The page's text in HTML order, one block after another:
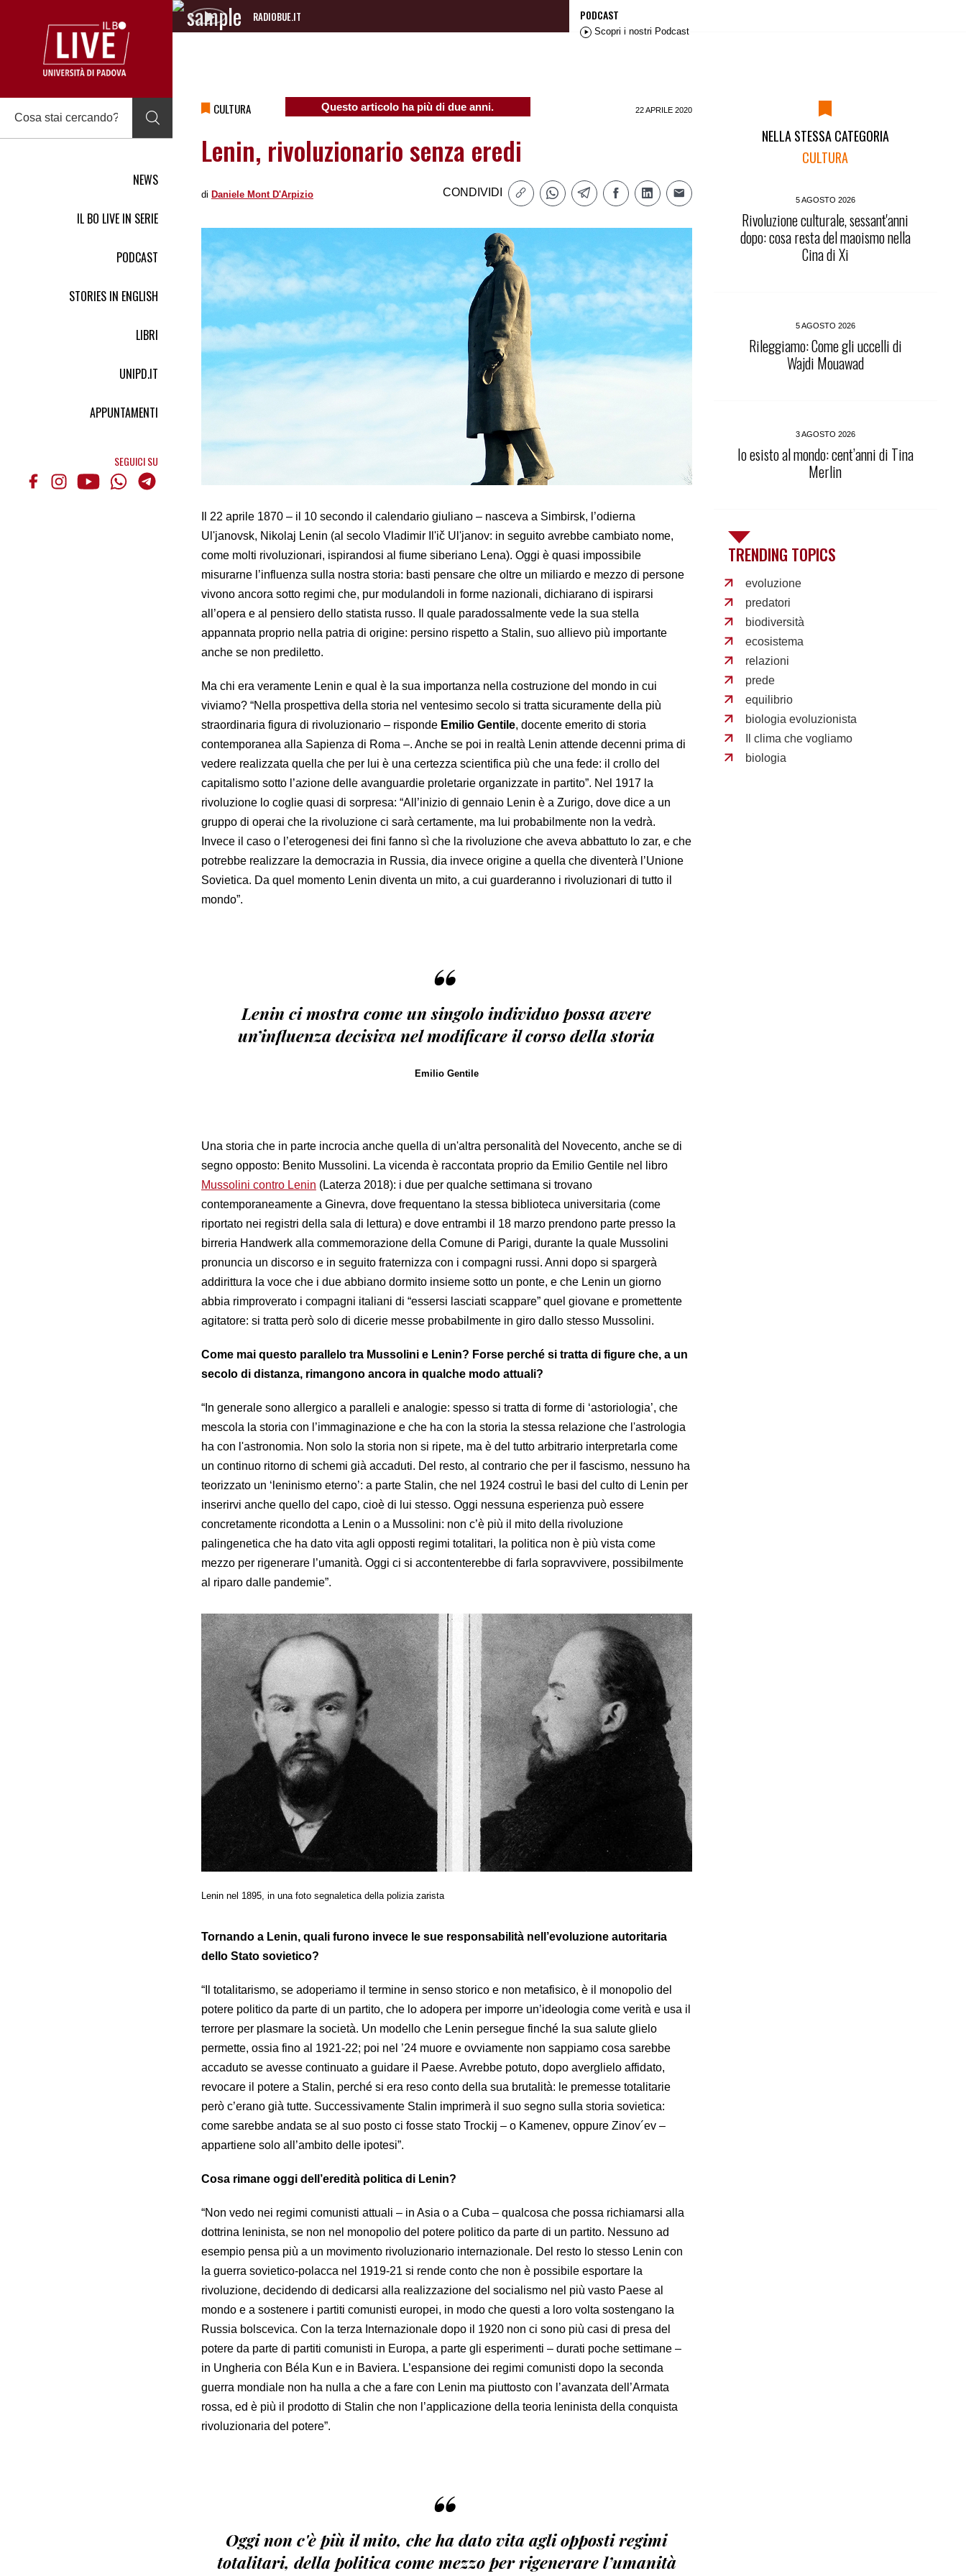
NEWS
IL BO LIVE IN SERIE
PODCAST
STORIES IN ENGLISH
LIBRI
UNIPD.IT
APPUNTAMENTI
SEGUICI SU
RADIOBUE.IT
Audio
PODCAST
Scopri i nostri Podcast
CULTURA Questo articolo ha più di due anni. 22 APRILE 2020
Lenin, rivoluzionario senza eredi
di Daniele Mont D'Arpizio CONDIVIDI
Il 22 aprile 1870 – il 10 secondo il calendario giuliano – nasceva a Simbirsk, l’odierna
Ul'janovsk, Nikolaj Lenin (al secolo Vladimir Il'ič Ul'janov: in seguito avrebbe cambiato nome,
come molti rivoluzionari, ispirandosi al fiume siberiano Lena). Oggi è quasi impossibile
misurarne l’influenza sulla nostra storia: basti pensare che oltre un miliardo e mezzo di persone
vivono ancora sotto regimi che, pur modulandoli in forme nazionali, dichiarano di ispirarsi
all’opera e al pensiero dello statista russo. Il quale paradossalmente vede la sua stella
appannata proprio nella patria di origine: persino rispetto a Stalin, suo allievo più importante
anche se non prediletto.
Ma chi era veramente Lenin e qual è la sua importanza nella costruzione del mondo in cui
viviamo? “Nella prospettiva della storia nel ventesimo secolo si tratta sicuramente della più
straordinaria figura di rivoluzionario – risponde Emilio Gentile, docente emerito di storia
contemporanea alla Sapienza di Roma –. Anche se poi in realtà Lenin attende decenni prima di
vedere realizzata quella che per lui è una certezza scientifica più che una fede: il crollo del
capitalismo sotto l’azione delle avanguardie proletarie organizzate in partito”. Nel 1917 la
rivoluzione lo coglie quasi di sorpresa: “All’inizio di gennaio Lenin è a Zurigo, dove dice a un
gruppo di operai che la rivoluzione ci sarà certamente, ma lui probabilmente non la vedrà.
Invece il caso o l’eterogenesi dei fini fanno sì che la rivoluzione che aveva abbattuto lo zar, e che
potrebbe realizzare la democrazia in Russia, dia invece origine a quella che diventerà l’Unione
Sovietica. Da quel momento Lenin diventa un mito, a cui guarderanno i rivoluzionari di tutto il
mondo”.
“
Lenin ci mostra come un singolo individuo possa avere
un’influenza decisiva nel modificare il corso della storia
Emilio Gentile
Una storia che in parte incrocia anche quella di un'altra personalità del Novecento, anche se di
segno opposto: Benito Mussolini. La vicenda è raccontata proprio da Emilio Gentile nel libro
Mussolini contro Lenin (Laterza 2018): i due per qualche settimana si trovano
contemporaneamente a Ginevra, dove frequentano la stessa biblioteca universitaria (come
riportato nei registri della sala di lettura) e dove entrambi il 18 marzo prendono parte presso la
birreria Handwerk alla commemorazione della Comune di Parigi, durante la quale Mussolini
pronuncia un discorso e in seguito fraternizza con i compagni russi. Anni dopo si spargerà
addirittura la voce che i due abbiano dormito insieme sotto un ponte, e che Lenin un giorno
abbia rimproverato i compagni italiani di “essersi lasciati scappare” quel giovane e promettente
agitatore: si tratta però solo di dicerie messe probabilmente in giro dallo stesso Mussolini.
Come mai questo parallelo tra Mussolini e Lenin? Forse perché si tratta di figure che, a un
secolo di distanza, rimangono ancora in qualche modo attuali?
“In generale sono allergico a paralleli e analogie: spesso si tratta di forme di ‘astoriologia’, che
mescola la storia con l’immaginazione e che ha con la storia la stessa relazione che l'astrologia
ha con l'astronomia. Non solo la storia non si ripete, ma è del tutto arbitrario interpretarla come
un continuo ritorno di schemi già accaduti. Del resto, al contrario che per il fascismo, nessuno ha
teorizzato un ‘leninismo eterno’: a parte Stalin, che nel 1924 costruì le basi del culto di Lenin per
inserirvi anche quello del capo, cioè di lui stesso. Oggi nessuna esperienza può essere
concretamente ricondotta a Lenin o a Mussolini: non c’è più il mito della rivoluzione
palingenetica che ha dato vita agli opposti regimi totalitari, la politica non è più vista come
mezzo per rigenerare l’umanità. Oggi ci si accontenterebbe di farla sopravvivere, possibilmente
al riparo dalle pandemie”.
Lenin nel 1895, in una foto segnaletica della polizia zarista
Tornando a Lenin, quali furono invece le sue responsabilità nell’evoluzione autoritaria
dello Stato sovietico?
“Il totalitarismo, se adoperiamo il termine in senso storico e non metafisico, è il monopolio del
potere politico da parte di un partito, che lo adopera per imporre un’ideologia come verità e usa il
terrore per plasmare la società. Un modello che Lenin persegue finché la sua salute glielo
permette, ossia fino al 1921-22; poi nel ’24 muore e ovviamente non sappiamo cosa sarebbe
accaduto se avesse continuato a guidare il Paese. Avrebbe potuto, dopo averglielo affidato,
revocare il potere a Stalin, perché si era reso conto della sua brutalità: le premesse totalitarie
però c’erano già tutte. Successivamente Stalin imprimerà il suo segno sulla storia sovietica:
come sarebbe andata se al suo posto ci fosse stato Trockij – o Kamenev, oppure Zinov´ev –
appartiene solo all’ambito delle ipotesi”.
Cosa rimane oggi dell’eredità politica di Lenin?
“Non vedo nei regimi comunisti attuali – in Asia o a Cuba – qualcosa che possa richiamarsi alla
dottrina leninista, se non nel monopolio del potere politico da parte di un partito. Nessuno ad
esempio pensa più a un movimento rivoluzionario internazionale. Del resto lo stesso Lenin con
la guerra sovietico-polacca nel 1919-21 si rende conto che non è possibile esportare la
rivoluzione, decidendo di dedicarsi alla realizzazione del socialismo nel più vasto Paese al
mondo e a sostenere i partiti comunisti europei, in modo che questi a loro volta sostengano la
Russia bolscevica. Con la terza Internazionale dopo il 1920 non ci sono più casi di presa del
potere da parte di partiti comunisti in Europa, a parte gli esperimenti – durati poche settimane –
in Ungheria con Béla Kun e in Baviera. L’espansione dei regimi comunisti dopo la seconda
guerra mondiale non ha nulla a che a fare con Lenin ma piuttosto con l’avanzata dell’Armata
rossa, ed è più il prodotto di Stalin che non l’applicazione della teoria leninista della conquista
rivoluzionaria del potere”.
“
Oggi non c'è più il mito, che ha dato vita agli opposti regimi
totalitari, della politica come mezzo per rigenerare l’umanità
NELLA STESSA CATEGORIA
CULTURA
5 AGOSTO 2026
Rivoluzione culturale, sessant'anni
dopo: cosa resta del maoismo nella
Cina di Xi
5 AGOSTO 2026
Rileggiamo: Come gli uccelli di
Wajdi Mouawad
3 AGOSTO 2026
Io esisto al mondo: cent’anni di Tina
Merlin
TRENDING TOPICS
evoluzione
predatori
biodiversità
ecosistema
relazioni
prede
equilibrio
biologia evoluzionista
Il clima che vogliamo
biologia